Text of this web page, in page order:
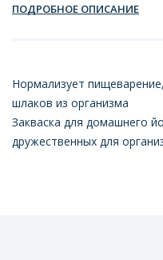
ПОДРОБНОЕ ОПИСАНИЕ
Нормализует
шлаков из организма
Закваска для домашнего
дружественных для